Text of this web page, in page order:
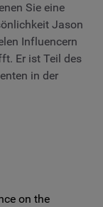
Sie eine
Jason
Influencern
Er ist Teil des
in der
on the